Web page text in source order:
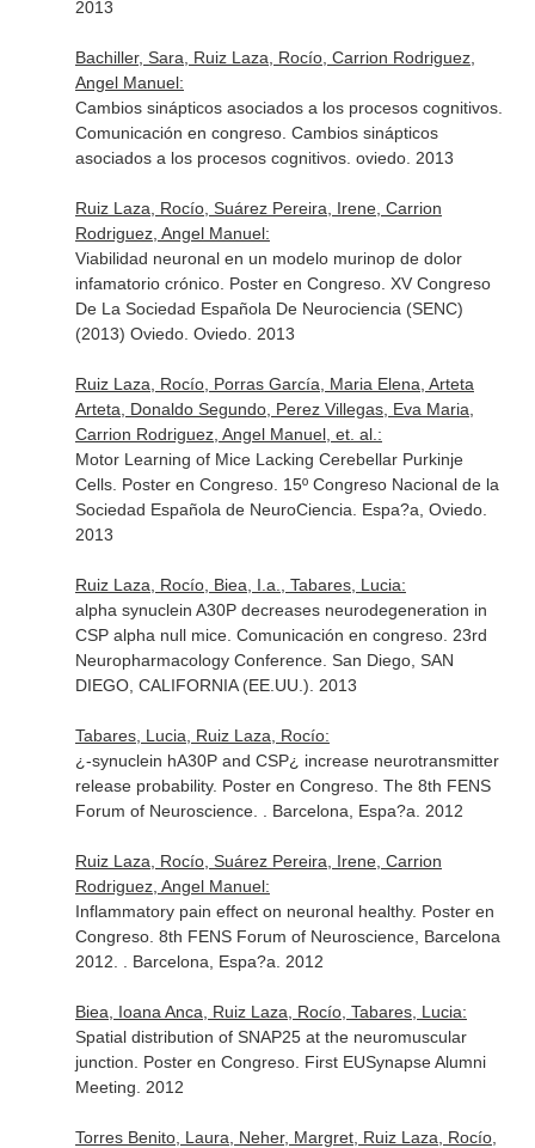
2013
Bachiller, Sara, Ruiz Laza, Rocío, Carrion Rodriguez,
Angel Manuel:
Cambios sinápticos asociados a los procesos cognitivos.
Comunicación en congreso. Cambios sinápticos
asociados a los procesos cognitivos. oviedo. 2013
Ruiz Laza, Rocío, Suárez Pereira, Irene, Carrion
Rodriguez, Angel Manuel:
Viabilidad neuronal en un modelo murinop de dolor
infamatorio crónico. Poster en Congreso. XV Congreso
De La Sociedad Española De Neurociencia (SENC)
(2013) Oviedo. Oviedo. 2013
Ruiz Laza, Rocío, Porras García, Maria Elena, Arteta
Arteta, Donaldo Segundo, Perez Villegas, Eva Maria,
Carrion Rodriguez, Angel Manuel, et. al.:
Motor Learning of Mice Lacking Cerebellar Purkinje
Cells. Poster en Congreso. 15º Congreso Nacional de la
Sociedad Española de NeuroCiencia. Espa?a, Oviedo.
2013
Ruiz Laza, Rocío, Biea, I.a., Tabares, Lucia:
alpha synuclein A30P decreases neurodegeneration in
CSP alpha null mice. Comunicación en congreso. 23rd
Neuropharmacology Conference. San Diego, SAN
DIEGO, CALIFORNIA (EE.UU.). 2013
Tabares, Lucia, Ruiz Laza, Rocío:
¿-synuclein hA30P and CSP¿ increase neurotransmitter
release probability. Poster en Congreso. The 8th FENS
Forum of Neuroscience. . Barcelona, Espa?a. 2012
Ruiz Laza, Rocío, Suárez Pereira, Irene, Carrion
Rodriguez, Angel Manuel:
Inflammatory pain effect on neuronal healthy. Poster en
Congreso. 8th FENS Forum of Neuroscience, Barcelona
2012. . Barcelona, Espa?a. 2012
Biea, Ioana Anca, Ruiz Laza, Rocío, Tabares, Lucia:
Spatial distribution of SNAP25 at the neuromuscular
junction. Poster en Congreso. First EUSynapse Alumni
Meeting. 2012
Torres Benito, Laura, Neher, Margret, Ruiz Laza, Rocío,